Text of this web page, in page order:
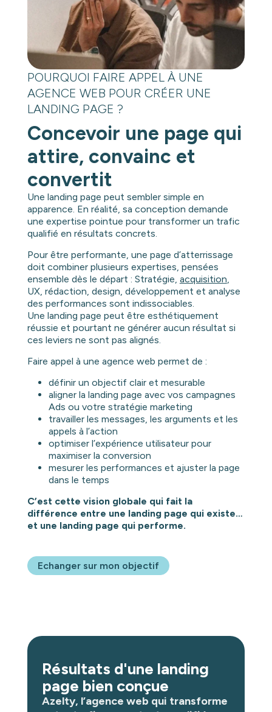
POURQUOI FAIRE APPEL À UNE
AGENCE WEB POUR CRÉER UNE
LANDING PAGE ?
Concevoir une page qui
attire, convainc et
convertit
Une landing page peut sembler simple en
apparence. En réalité, sa conception demande
une expertise pointue pour transformer un trafic
qualifié en résultats concrets.
Pour être performante, une page d’atterrissage
doit combiner plusieurs expertises, pensées
ensemble dès le départ : Stratégie, acquisition,
UX, rédaction, design, développement et analyse
des performances sont indissociables.
Une landing page peut être esthétiquement
réussie et pourtant ne générer aucun résultat si
ces leviers ne sont pas alignés.
Faire appel à une agence web permet de :
définir un objectif clair et mesurable
aligner la landing page avec vos campagnes
Ads ou votre stratégie marketing
travailler les messages, les arguments et les
appels à l’action
optimiser l’expérience utilisateur pour
maximiser la conversion
mesurer les performances et ajuster la page
dans le temps
C’est cette vision globale qui fait la
différence entre une landing page qui existe…
et une landing page qui performe.
Echanger sur mon objectif
Résultats d'une landing
page bien conçue
Azelty, l’agence web qui transforme